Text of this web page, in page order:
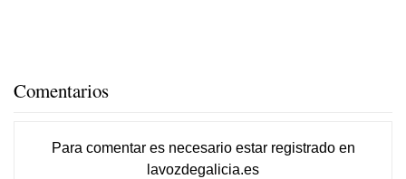
Comentarios
Para comentar es necesario estar registradoen
lavozdegalicia.es